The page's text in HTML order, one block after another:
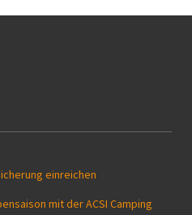
einreichen
mit der ACSI Camping